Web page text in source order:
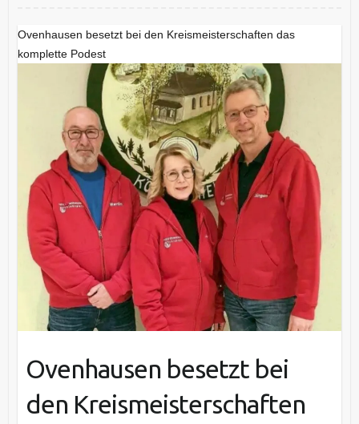
Ovenhausen besetzt bei den Kreismeisterschaften das
komplette Podest
Ovenhausen besetzt bei
den Kreismeisterschaften